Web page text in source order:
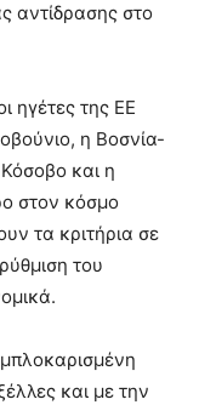
αντίδρασης στο
ηγέτες της ΕΕ
η Βοσνία-
και η
στον κόσμο
τα κριτήρια σε
του
και με την